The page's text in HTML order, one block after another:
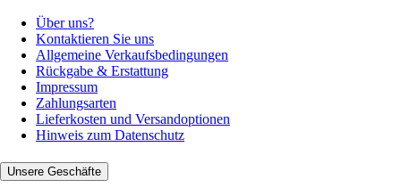
Über uns?
Kontaktieren Sie uns
Allgemeine Verkaufsbedingungen
Rückgabe & Erstattung
Impressum
Zahlungsarten
Lieferkosten und Versandoptionen
Hinweis zum Datenschutz
Unsere Geschäfte